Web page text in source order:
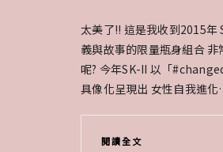
太美了!! 這是我收到2015
義與故事的限量瓶身組合
呢? 今年SK-II 以「
具像化呈現出 女性自我進
閱讀全文